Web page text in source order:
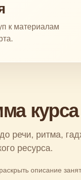
к материалам
курса
речи, ритма,
ресурса.
описание